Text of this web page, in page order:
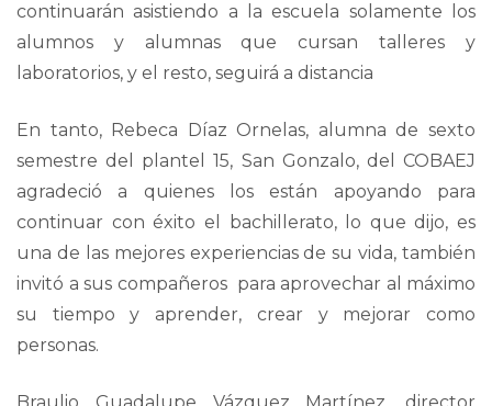
continuarán asistiendo a la escuela solamente los
alumnos y alumnas que cursan talleres y
laboratorios, y el resto, seguirá a distancia
En tanto, Rebeca Díaz Ornelas, alumna de sexto
semestre del plantel 15, San Gonzalo, del COBAEJ
agradeció a quienes los están apoyando para
continuar con éxito el bachillerato, lo que dijo, es
una de las mejores experiencias de su vida, también
invitó a sus compañeros para aprovechar al máximo
su tiempo y aprender, crear y mejorar como
personas.